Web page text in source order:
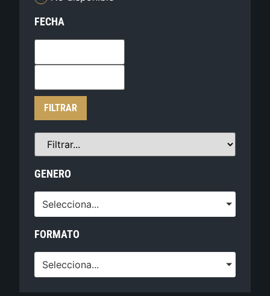
FECHA
FILTRAR
GENERO
Selecciona...
FORMATO
Selecciona...